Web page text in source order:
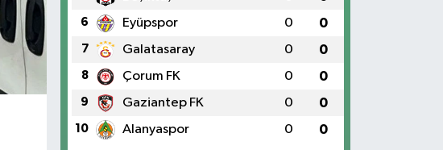
6 Eyüpspor 0 0
7 Galatasaray 0 0
8 Çorum FK 0 0
9 Gaziantep FK 0 0
10 Alanyaspor 0 0